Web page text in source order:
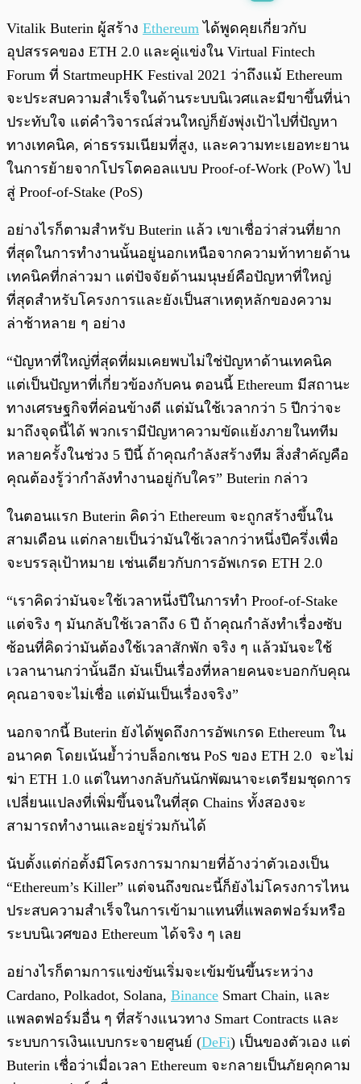
/
Vitalik Buterin ผู้สร้าง Ethereum ได้พูดคุยเกี่ยวกับ
อุปสรรคของ ETH 2.0 และคู่แข่งใน Virtual Fintech
Forum ที่ StartmeupHK Festival 2021 ว่าถึงแม้ Ethereum
จะประสบความสำเร็จในด้านระบบนิเวศและมีขาขึ้นที่น่า
ประทับใจ แต่คำวิจารณ์ส่วนใหญ่ก็ยังพุ่งเป้าไปที่ปัญหา
ทางเทคนิค, ค่าธรรมเนียมที่สูง, และความทะเยอทะยาน
ในการย้ายจากโปรโตคอลแบบ Proof-of-Work (PoW) ไป
สู่ ​​Proof-of-Stake (PoS)
อย่างไรก็ตามสำหรับ Buterin แล้ว เขาเชื่อว่าส่วนที่ยาก
ที่สุดในการทำงานนั้นอยู่นอกเหนือจากความท้าทายด้าน
เทคนิคที่กล่าวมา แต่ปัจจัยด้านมนุษย์คือปัญหาที่ใหญ่
ที่สุดสำหรับโครงการและยังเป็นสาเหตุหลักของความ
ล่าช้าหลาย ๆ อย่าง
“ปัญหาที่ใหญ่ที่สุดที่ผมเคยพบไม่ใช่ปัญหาด้านเทคนิค
แต่เป็นปัญหาที่เกี่ยวข้องกับคน ตอนนี้ Ethereum มีสถานะ
ทางเศรษฐกิจที่ค่อนข้างดี แต่มันใช้เวลากว่า 5 ปีกว่าจะ
มาถึงจุดนี้ได้ พวกเรามีปัญหาความขัดแย้งภายในททีม
หลายครั้งในช่วง 5 ปีนี้ ถ้าคุณกำลังสร้างทีม สิ่งสำคัญคือ
คุณต้องรู้ว่ากำลังทำงานอยู่กับใคร” Buterin กล่าว
ในตอนแรก Buterin คิดว่า Ethereum จะถูกสร้างขึ้นใน
สามเดือน แต่กลายเป็นว่ามันใช้เวลากว่าหนึ่งปีครึ่งเพื่อ
จะบรรลุเป้าหมาย เช่นเดียวกับการอัพเกรด ETH 2.0
“เราคิดว่ามันจะใช้เวลาหนึ่งปีในการทำ Proof-of-Stake
แต่จริง ๆ มันกลับใช้เวลาถึง 6 ปี ถ้าคุณกำลังทำเรื่องซับ
ซ้อนที่คิดว่ามันต้องใช้เวลาสักพัก จริง ๆ แล้วมันจะใช้
เวลานานกว่านั้นอีก มันเป็นเรื่องที่หลายคนจะบอกกับคุณ
คุณอาจจะไม่เชื่อ แต่มันเป็นเรื่องจริง”
นอกจากนี้ Buterin ยังได้พูดถึงการอัพเกรด Ethereum ใน
อนาคต โดยเน้นย้ำว่าบล็อกเชน PoS ของ ETH 2.0 จะไม่
ฆ่า ETH 1.0 แต่ในทางกลับกันนักพัฒนาจะเตรียมชุดการ
เปลี่ยนแปลงที่เพิ่มขึ้นจนในที่สุด Chains ทั้งสองจะ
สามารถทำงานและอยู่ร่วมกันได้
นับตั้งแต่ก่อตั้งมีโครงการมากมายที่อ้างว่าตัวเองเป็น
“Ethereum’s Killer” แต่จนถึงขณะนี้ก็ยังไม่โครงการไหน
ประสบความสำเร็จในการเข้ามาแทนที่แพลตฟอร์มหรือ
ระบบนิเวศของ Ethereum ได้จริง ๆ เลย
อย่างไรก็ตามการแข่งขันเริ่มจะเข้มข้นขึ้นระหว่าง
Cardano, Polkadot, Solana, Binance Smart Chain, และ
แพลตฟอร์มอื่น ๆ ที่สร้างแนวทาง Smart Contracts และ
ระบบการเงินแบบกระจายศูนย์ (DeFi) เป็นของตัวเอง แต่
Buterin เชื่อว่าเมื่อเวลา Ethereum จะกลายเป็นภัยคุกคาม